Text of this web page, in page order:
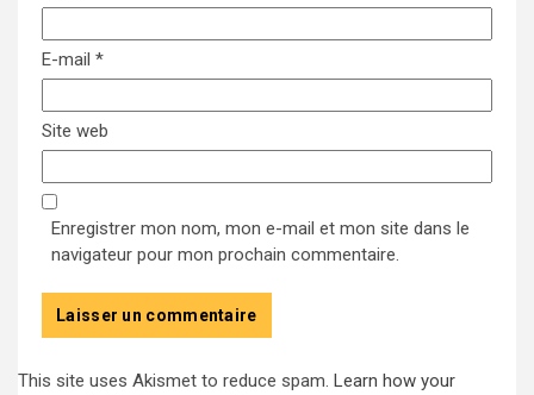
E-mail *
Site web
Enregistrer mon nom, mon e-mail et mon site dans le
navigateur pour mon prochain commentaire.
This site uses Akismet to reduce spam. Learn how your